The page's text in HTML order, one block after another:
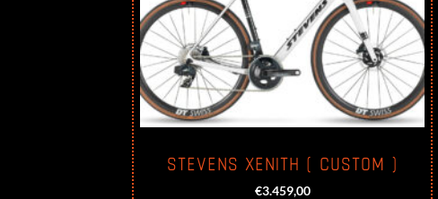
STEVENS XENITH ( CUSTOM )
€3.459,00